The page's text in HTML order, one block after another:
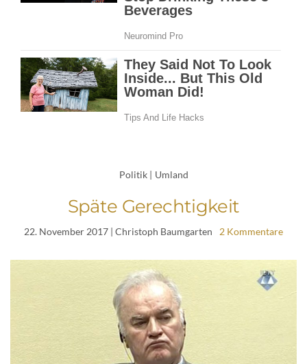
Politik | Umland
Späte Gerechtigkeit
22. November 2017 | Christoph Baumgarten 2 Kommentare